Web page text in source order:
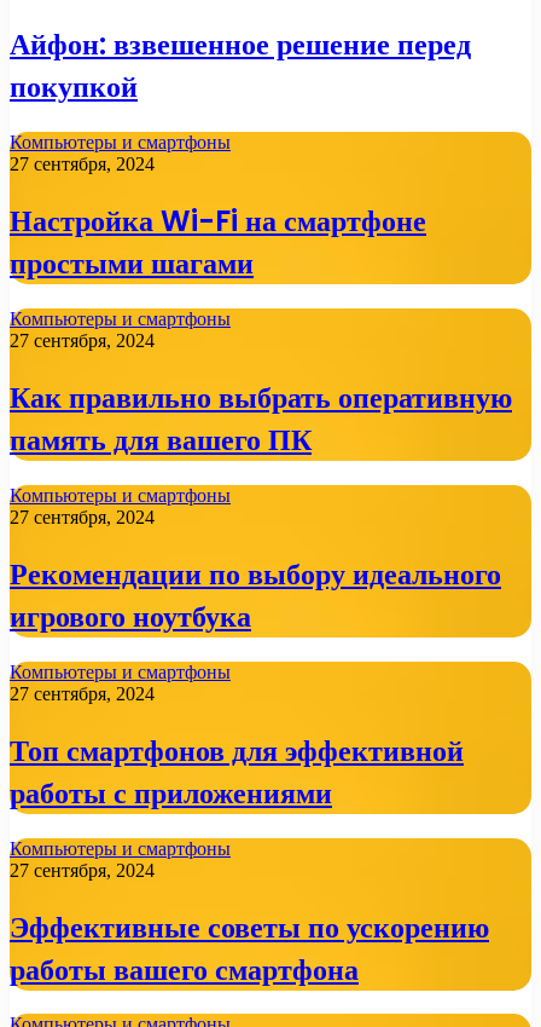
Айфон: взвешенное решение перед
покупкой
Компьютеры и смартфоны
27 сентября, 2024
Настройка Wi-Fi на смартфоне
простыми шагами
Компьютеры и смартфоны
27 сентября, 2024
Как правильно выбрать оперативную
память для вашего ПК
Компьютеры и смартфоны
27 сентября, 2024
Рекомендации по выбору идеального
игрового ноутбука
Компьютеры и смартфоны
27 сентября, 2024
Топ смартфонов для эффективной
работы с приложениями
Компьютеры и смартфоны
27 сентября, 2024
Эффективные советы по ускорению
работы вашего смартфона